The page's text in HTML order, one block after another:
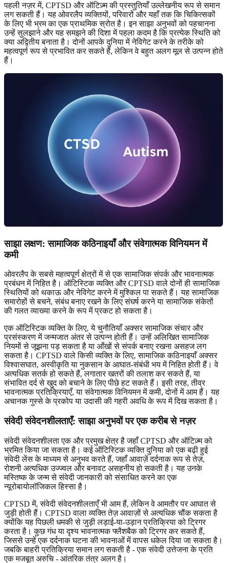
पहली नज़र में, CPTSD और ऑटिज़्म की प्रस्तुतियाँ उल्लेखनीय रूप से समान
लग सकती हैं। यह ओवरलैप व्यक्तियों, परिवारों और यहाँ तक कि चिकित्सकों
के लिए भी भ्रम का एक प्राथमिक स्रोत है। इन साझा अनुभवों को पहचानना
उन्हें सुलझाने और यह समझने की दिशा में पहला कदम है कि प्रत्येक स्थिति को
क्या अद्वितीय बनाता है। दोनों आपके दुनिया में नेविगेट करने के तरीके को
महत्वपूर्ण रूप से प्रभावित कर सकते हैं, लेकिन वे बहुत अलग मूल से उत्पन्न होते
हैं।
साझा लक्षण: सामाजिक कठिनाइयाँ और संवेगात्मक विनियमन में
कमी
ओवरलैप के सबसे महत्वपूर्ण क्षेत्रों में से एक सामाजिक संपर्क और भावनात्मक
प्रबंधन में निहित है। ऑटिस्टिक व्यक्ति और CPTSD वाले दोनों ही सामाजिक
स्थितियों को थकाऊ और नेविगेट करने में मुश्किल पा सकते हैं। यह सामाजिक
समारोहों से बचने, संबंध बनाए रखने के लिए संघर्ष करने या सामाजिक संकेतों
की गलत व्याख्या करने के रूप में प्रकट हो सकता है।
एक ऑटिस्टिक व्यक्ति के लिए, ये चुनौतियाँ अक्सर सामाजिक संचार और
प्रसंस्करण में जन्मजात अंतर से उत्पन्न होती हैं। उन्हें अलिखित सामाजिक
नियमों से जूझना पड़ सकता है या आँखों से संपर्क बनाए रखना असहज लग
सकता है। CPTSD वाले किसी व्यक्ति के लिए, सामाजिक कठिनाइयाँ अक्सर
विश्वासघात, अस्वीकृति या नुकसान के आघात-संबंधी भय में निहित होती हैं। वे
अत्यधिक सतर्क हो सकते हैं, लगातार खतरों की तलाश कर सकते हैं, या
संभावित दर्द से खुद को बचाने के लिए पीछे हट सकते हैं। इसी तरह, तीव्र
भावनात्मक प्रतिक्रियाएँ, या संवेगात्मक विनियमन में कमी, दोनों में आम हैं। यह
अचानक गुस्से के प्रकोप या उदासी की गहरी अवधि के रूप में दिख सकता है।
संवेदी संवेदनशीलताएँ: साझा अनुभवों पर एक करीब से नज़र
संवेदी संवेदनशीलता एक और प्रमुख क्षेत्र है जहाँ CPTSD और ऑटिज़्म को
भ्रमित किया जा सकता है। कई ऑटिस्टिक व्यक्ति दुनिया को एक बढ़ी हुई
संवेदी लेंस के माध्यम से अनुभव करते हैं, जहाँ आवाज़ें दर्दनाक रूप से तेज़,
रोशनी अत्यधिक उज्ज्वल और बनावट असहनीय हो सकती है। यह उनके
मस्तिष्क के जन्म से संवेदी जानकारी को संसाधित करने का एक
न्यूरोबायोलॉजिकल हिस्सा है।
CPTSD में, संवेदी संवेदनशीलताएँ भी आम हैं, लेकिन वे आमतौर पर आघात से
जुड़ी होती हैं। CPTSD वाला व्यक्ति तेज़ आवाज़ों से अत्यधिक चौंक सकता है
क्योंकि यह पिछली धमकी से जुड़ी लड़ाई-या-उड़ान प्रतिक्रिया को ट्रिगर
करता है। कुछ गंध या दृश्य भावनात्मक फ्लैशबैक को ट्रिगर कर सकते हैं,
जिससे उन्हें एक दर्दनाक घटना की भावनाओं में वापस धकेल दिया जा सकता है।
जबकि बाहरी प्रतिक्रिया समान लग सकती है - एक संवेदी उत्तेजना के प्रति
एक मजबूत अरुचि - आंतरिक तंत्र अलग है।